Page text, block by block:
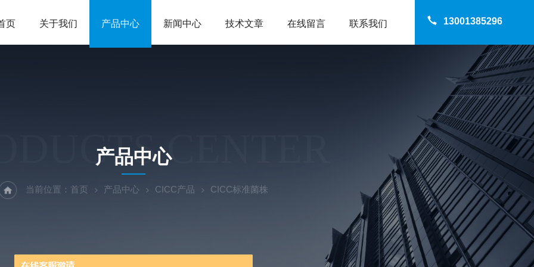
13001385296
页 关于我们 产品中心 新闻中心 技术文章 在线留言 联系我们
CENTER
产品中心
当前位置： 首页 产品中心 CICC产品 CICC标准菌株